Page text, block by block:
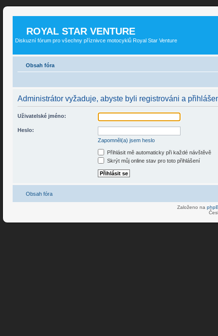
ROYAL STAR VENTURE
Diskuzní fórum pro všechny příznivce motocyklů Royal Star Venture
Obsah fóra
Administrátor vyžaduje, abyste byli registrováni a
Uživatelské jméno:
Heslo:
Zapomněl(a) jsem heslo
Přihlásit mě automaticky při každé návštěvě
Skrýt můj online stav pro toto přihlášení
Obsah fóra
Založeno na